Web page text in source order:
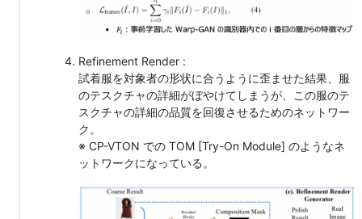
Refinement Render :
試着服を対象者の形状に合うように歪ませた結果、服
のテスクチャの詳細がぼやけてしまうが、この服のテ
スクチャの詳細の品質を回復させるためのネットワー
ク。
※ CP-VTON での TOM [Try-On Module] のようなネ
ットワークになっている。